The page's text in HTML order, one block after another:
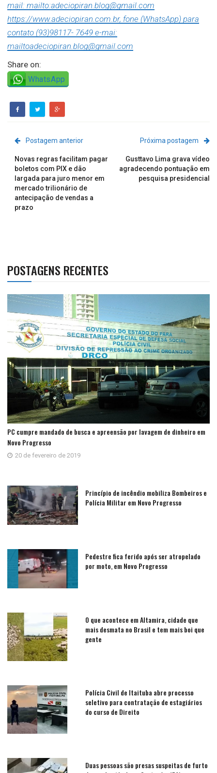
mail: mailto:adeciopiran.blog@gmail.com
https://www.adeciopiran.com.br, fone (WhatsApp) para
contato (93)98117- 7649 e-mai:
mailtoadeciopiran.blog@gmail.com
Share on:
WhatsApp
Postagem anterior
Novas regras facilitam pagar
boletos com PIX e dão
largada para juro menor em
mercado trilionário de
antecipação de vendas a
prazo
Próxima postagem
Gusttavo Lima grava vídeo
agradecendo pontuação em
pesquisa presidencial
POSTAGENS RECENTES
PC cumpre mandado de busca e apreensão por lavagem de dinheiro em
Novo Progresso
20 de fevereiro de 2019
Princípio de incêndio mobiliza Bombeiros e
Polícia Militar em Novo Progresso
Pedestre fica ferido após ser atropelado
por moto, em Novo Progresso
O que acontece em Altamira, cidade que
mais desmata no Brasil e tem mais boi que
gente
Polícia Civil de Itaituba abre processo
seletivo para contratação de estagiários
do curso de Direito
Duas pessoas são presas suspeitas de furto